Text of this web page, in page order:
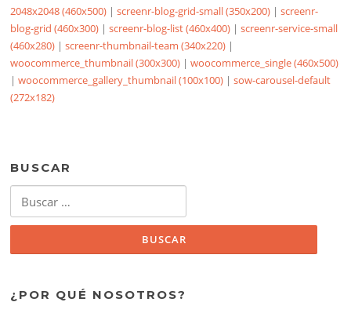
2048x2048 (460x500) |screenr-blog-grid-small (350x200) |screenr-
blog-grid (460x300) |screenr-blog-list (460x400) |screenr-service-small
(460x280) |screenr-thumbnail-team (340x220) |
woocommerce_thumbnail (300x300) |woocommerce_single (460x500)
|woocommerce_gallery_thumbnail (100x100) |sow-carousel-default
(272x182)
BUSCAR
¿POR QUÉ NOSOTROS?